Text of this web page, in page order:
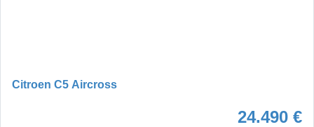
Citroen C5 Aircross
24.490 €